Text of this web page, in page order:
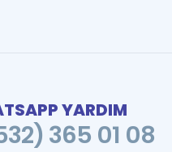
YARDIM
365 01 08